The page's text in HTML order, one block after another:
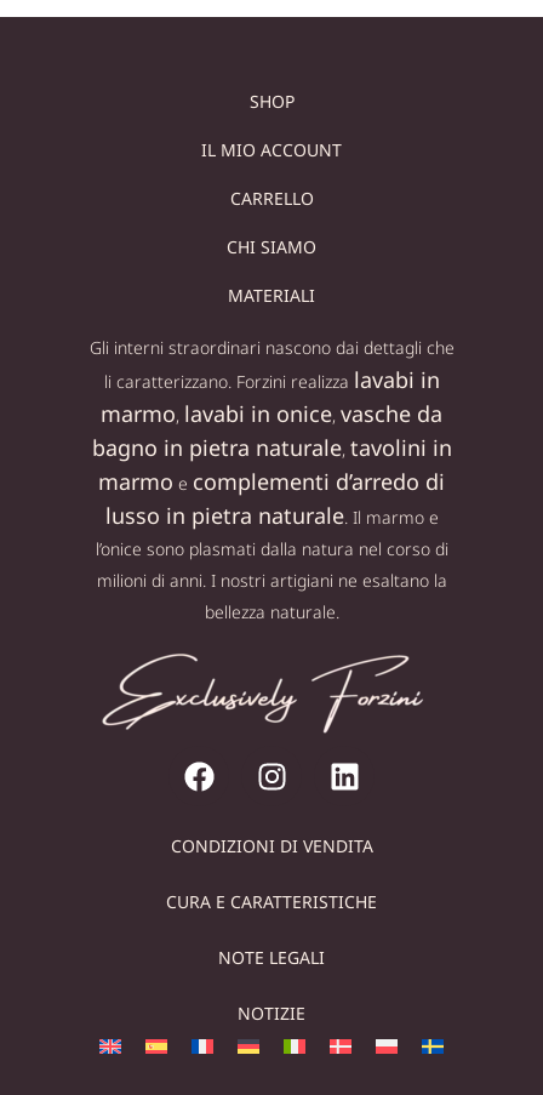
SHOP
IL MIO ACCOUNT
CARRELLO
CHI SIAMO
MATERIALI
Gli interni straordinari nascono dai dettagli che
li caratterizzano. Forzini realizza lavabi in
marmo, lavabi in onice, vasche da
bagno in pietra naturale, tavolini in
marmo e complementi d’arredo di
lusso in pietra naturale. Il marmo e
l’onice sono plasmati dalla natura nel corso di
milioni di anni. I nostri artigiani ne esaltano la
bellezza naturale.
CONDIZIONI DI VENDITA
CURA E CARATTERISTICHE
NOTE LEGALI
NOTIZIE